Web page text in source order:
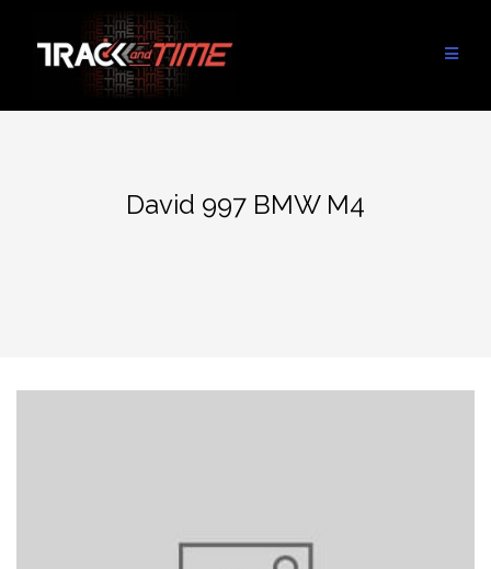
contenu
David 997 BMW M4